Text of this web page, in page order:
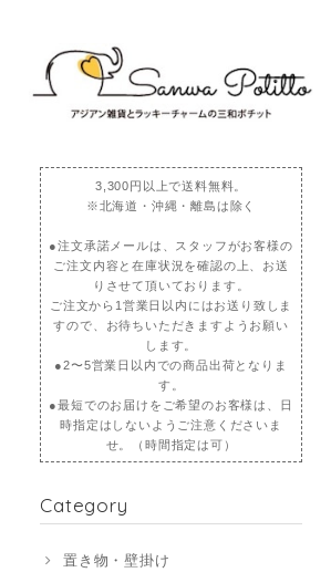
3,300円以上で送料無料。
※北海道・沖縄・離島は除く
●注文承諾メールは、スタッフがお客様の
ご注文内容と在庫状況を確認の上、お送
りさせて頂いております。
ご注文から1営業日以内にはお送り致しま
すので、お待ちいただきますようお願い
します。
●2〜5営業日以内での商品出荷となりま
す。
●最短でのお届けをご希望のお客様は、日
時指定はしないようご注意くださいま
せ。（時間指定は可）
Category
置き物・壁掛け